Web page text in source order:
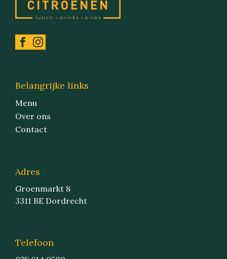
Belangrijke links
Menu
Over ons
Contact
Adres
Groenmarkt 8
3311 BE Dordrecht
Telefoon